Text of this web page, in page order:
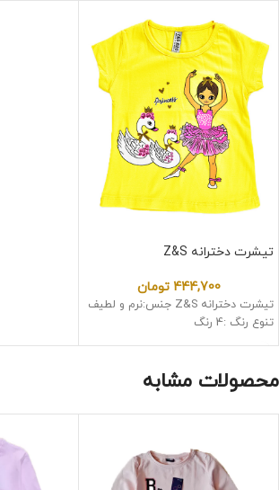
تیشرت دخترانه Z&S
444,700 تومان
تیشرت دخترانه Z&S جنس:نرم و لطیف
تنوع رنگ :4 رنگ
محصولات مشابه